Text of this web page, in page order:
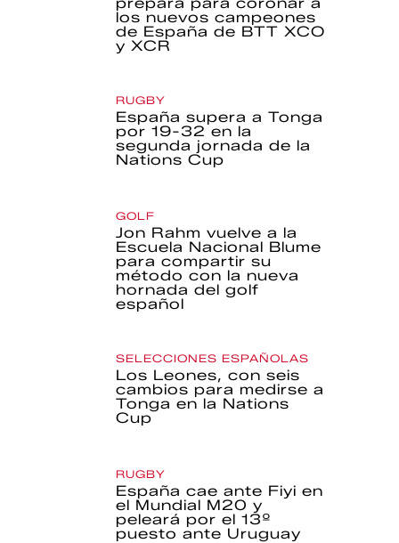
los nuevos campeones
de España de BTT XCO
y XCR
RUGBY
España supera a Tonga
por 19-32 en la
segunda jornada de la
Nations Cup
GOLF
Jon Rahm vuelve a la
Escuela Nacional Blume
para compartir su
método con la nueva
hornada del golf
español
SELECCIONES ESPAÑOLAS
Los Leones, con seis
cambios para medirse a
Tonga en la Nations
Cup
RUGBY
España cae ante Fiyi en
el Mundial M20 y
peleará por el 13º
puesto ante Uruguay